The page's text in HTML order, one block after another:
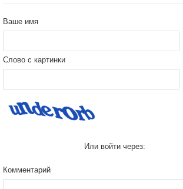
Ваше имя
Слово с картинки
Или войти через:
Комментарий